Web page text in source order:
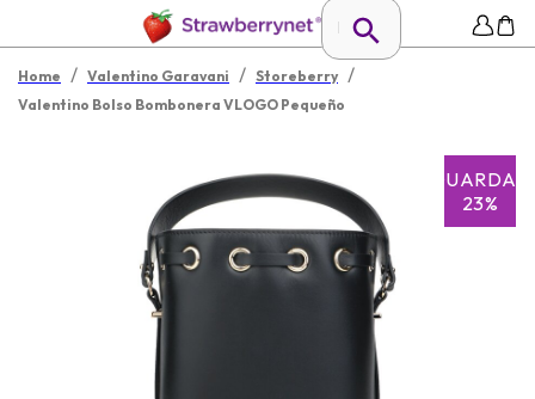
Home / Valentino Garavani / Storeberry /
Valentino Bolso Bombonera VLOGO Pequeño
GUARDAR
23%